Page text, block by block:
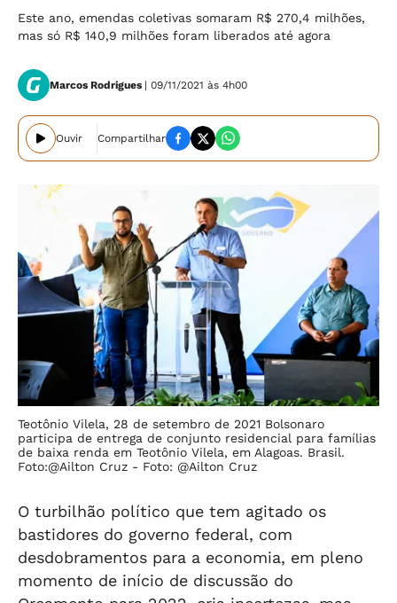
Este ano, emendas coletivas somaram R$ 270,4 milhões,
mas só R$ 140,9 milhões foram liberados até agora
Marcos Rodrigues | 09/11/2021 às 4h00
Ouvir Compartilhar
Teotônio Vilela, 28 de setembro de 2021 Bolsonaro
participa de entrega de conjunto residencial para famílias
de baixa renda em Teotônio Vilela, em Alagoas. Brasil.
Foto:@Ailton Cruz - Foto: @Ailton Cruz
O turbilhão político que tem agitado os
bastidores do governo federal, com
desdobramentos para a economia, em pleno
momento de início de discussão do